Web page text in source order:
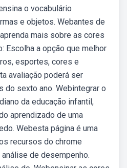
o vocabulário
e objetos. Webantes de
mais sobre as cores
Escolha a opção que melhor
esportes, cores e
avaliação poderá ser
do sexto ano. Webintegrar o
da educação infantil,
aprendizado de uma
Webesta página é uma
recursos do chrome
de desempenho.